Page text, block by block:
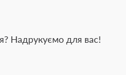
Надрукуємо для вас!